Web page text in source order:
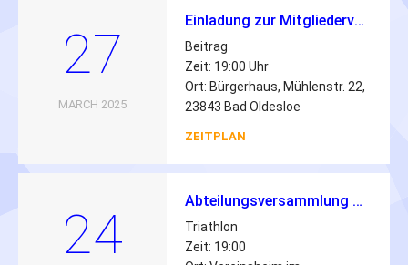
27
MARCH 2025
Einladung zur Mitgliederversammlung des VfL Oldesloe von 1862 e.V.
Beitrag
Zeit: 19:00 Uhr
Ort: Bürgerhaus, Mühlenstr. 22,
23843 Bad Oldesloe
ZEITPLAN
24
Abteilungsversammlung Triathlon 2026
Triathlon
Zeit: 19:00